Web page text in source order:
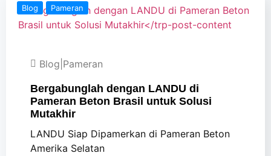
Blog Pameran
Blog Pameran
Bergabunglah dengan LANDU di
Pameran Beton Brasil untuk Solusi
Mutakhir
LANDU Siap Dipamerkan di Pameran Beton
Amerika Selatan